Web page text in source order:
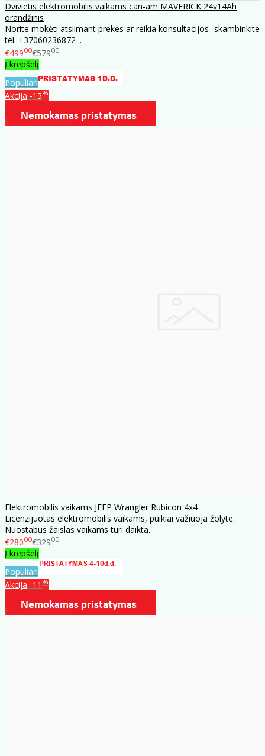
Dvivietis elektromobilis vaikams can-am MAVERICK 24v14Ah
orandžinis
Norite mokėti atsiimant prekes ar reikia konsultacijos- skambinkite
tel. +37060236872 ..
€49900€57900
Į krepšelį
Populiari
Akcija -15%
Elektromobilis vaikams JEEP Wrangler Rubicon 4x4
Licenzijuotas elektromobilis vaikams, puikiai važiuoja žolyte.
Nuostabus žaislas vaikams turi daikta..
€28000€32900
Į krepšelį
Populiari
Akcija -11 %